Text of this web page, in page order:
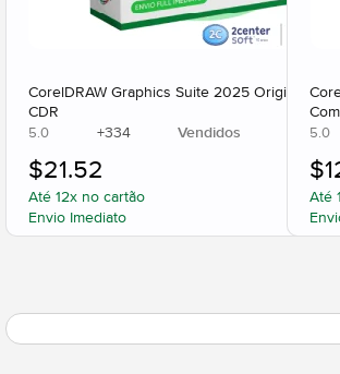
CorelDRAW Graphics Suite 2025 Original
CDR
5.0 +334 Vendidos
Até 12x no cartão
Envio Imediato
$21.52
5.0
Até
$